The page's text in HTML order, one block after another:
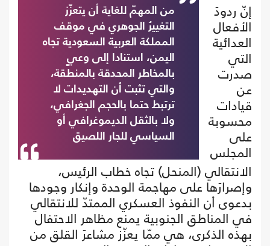
من المهمّ للغاية أن يتعزّز
التغييرُ الجوهري في موقف
المملكة العربية السعودية تجاه
اليمن، استنادا إلى وعيٍ
بالمخاطر المحدقة بالمنطقة،
والتي تثبت أن التهديدات لا
ترتبط حتما بالحجم الجغرافي،
ولا بالثقل الديموغرافي أو
السياسي للجار اللصيق
إنّ ردودَ
الأفعال
العدائية
التي
صدرت
عن
قيادات
محسوبة
على
المجلس
الانتقالي (المنحل) تجاه خطاب الرئيس،
وإصرارَها على مهاجمة الوحدة وإنكار وجودها
بدعوى أن النفوذ العسكري الممتدّ للانتقالي
في المناطق الجنوبية يمنع مظاهر الاحتفال
بهذه الذكرى، هي ممّا يعزّز مشاعرَ القلق من